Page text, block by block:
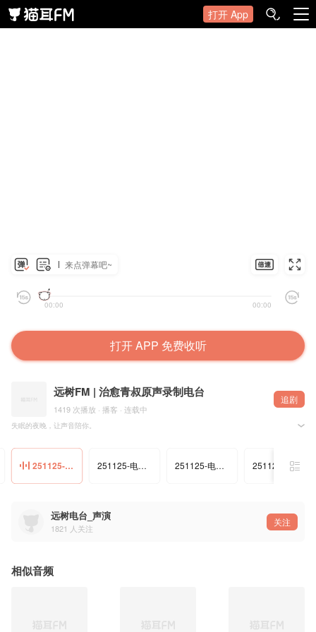
打开 App
来点弹幕吧~
00:00 00:00
打开 APP 免费收听
远树FM | 治愈青叔原声录制电台
1419 次播放 · 播客 · 连载中
追剧
失眠的夜晚，让声音陪你。
251125-电台-落叶知秋-春天没有她 251125-电台-入我心间的你 251125-电台-她离开后的冬天 251125-电台-小雪，那天她回来了
远树电台_声演
1821 人关注
关注
相似音频